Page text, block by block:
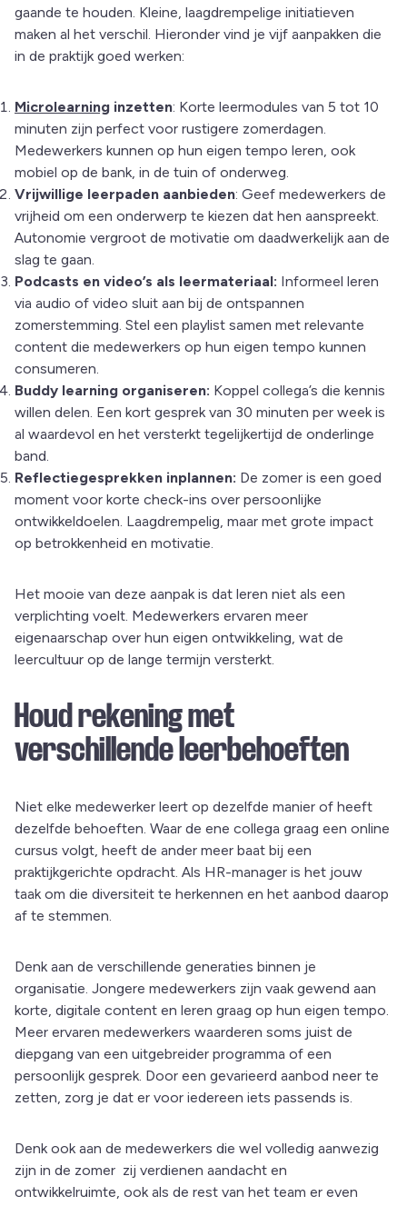
gaande te houden. Kleine, laagdrempelige initiatieven
maken al het verschil. Hieronder vind je vijf aanpakken die
in de praktijk goed werken:
Microlearning inzetten: Korte leermodules van 5 tot 10
minuten zijn perfect voor rustigere zomerdagen.
Medewerkers kunnen op hun eigen tempo leren, ook
mobiel op de bank, in de tuin of onderweg.
Vrijwillige leerpaden aanbieden: Geef medewerkers de
vrijheid om een onderwerp te kiezen dat hen aanspreekt.
Autonomie vergroot de motivatie om daadwerkelijk aan de
slag te gaan.
Podcasts en video’s als leermateriaal: Informeel leren
via audio of video sluit aan bij de ontspannen
zomerstemming. Stel een playlist samen met relevante
content die medewerkers op hun eigen tempo kunnen
consumeren.
Buddy learning organiseren: Koppel collega’s die kennis
willen delen. Een kort gesprek van 30 minuten per week is
al waardevol en het versterkt tegelijkertijd de onderlinge
band.
Reflectiegesprekken inplannen: De zomer is een goed
moment voor korte check-ins over persoonlijke
ontwikkeldoelen. Laagdrempelig, maar met grote impact
op betrokkenheid en motivatie.
Het mooie van deze aanpak is dat leren niet als een
verplichting voelt. Medewerkers ervaren meer
eigenaarschap over hun eigen ontwikkeling, wat de
leercultuur op de lange termijn versterkt.
Houd rekening met
verschillende leerbehoeften
Niet elke medewerker leert op dezelfde manier of heeft
dezelfde behoeften. Waar de ene collega graag een online
cursus volgt, heeft de ander meer baat bij een
praktijkgerichte opdracht. Als HR-manager is het jouw
taak om die diversiteit te herkennen en het aanbod daarop
af te stemmen.
Denk aan de verschillende generaties binnen je
organisatie. Jongere medewerkers zijn vaak gewend aan
korte, digitale content en leren graag op hun eigen tempo.
Meer ervaren medewerkers waarderen soms juist de
diepgang van een uitgebreider programma of een
persoonlijk gesprek. Door een gevarieerd aanbod neer te
zetten, zorg je dat er voor iedereen iets passends is.
Denk ook aan de medewerkers die wel volledig aanwezig
zijn in de zomer zij verdienen aandacht en
ontwikkelruimte, ook als de rest van het team er even